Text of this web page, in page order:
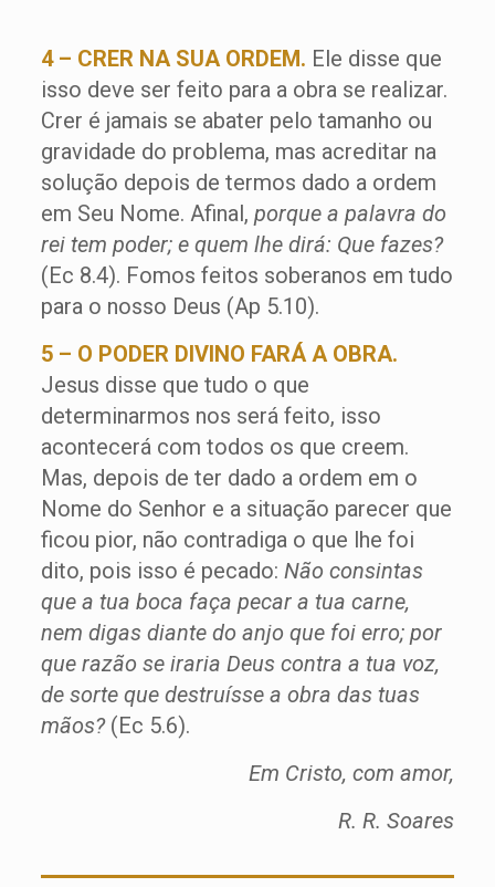
4 – CRER NA SUA ORDEM. Ele disse que
isso deve ser feito para a obra se realizar.
Crer é jamais se abater pelo tamanho ou
gravidade do problema, mas acreditar na
solução depois de termos dado a ordem
em Seu Nome. Afinal, porque a palavra do
rei tem poder; e quem lhe dirá: Que fazes?
(Ec 8.4). Fomos feitos soberanos em tudo
para o nosso Deus (Ap 5.10).
5 – O PODER DIVINO FARÁ A OBRA.
Jesus disse que tudo o que
determinarmos nos será feito, isso
acontecerá com todos os que creem.
Mas, depois de ter dado a ordem em o
Nome do Senhor e a situação parecer que
ficou pior, não contradiga o que lhe foi
dito, pois isso é pecado: Não consintas
que a tua boca faça pecar a tua carne,
nem digas diante do anjo que foi erro; por
que razão se iraria Deus contra a tua voz,
de sorte que destruísse a obra das tuas
mãos?(Ec 5.6).
Em Cristo, com amor,
R. R. Soares